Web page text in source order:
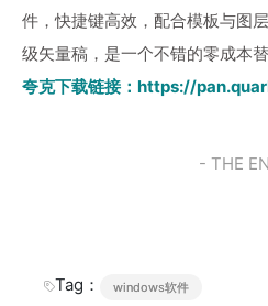
件，快捷键高效，配合模板与图
级矢量稿，是一个不错的零成本替
夸克下载链接： https://
- THE
Tag： windows软件